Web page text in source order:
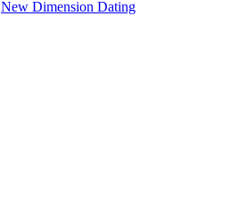
New Dimension Dating